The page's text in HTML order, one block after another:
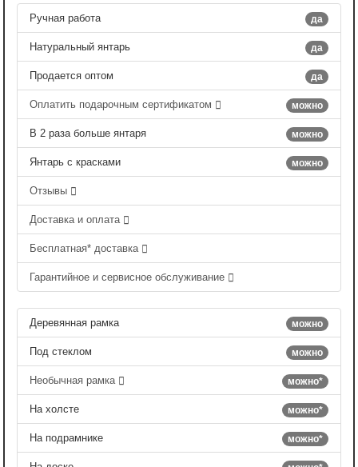
да
Ручная работа
да
Натуральный янтарь
да
Продается оптом
можно
Оплатить подарочным сертификатом
можно
В 2 раза больше янтаря
можно
Янтарь с красками
Отзывы
Доставка и оплата
Бесплатная* доставка
Гарантийное и сервисное обслуживание
можно
Деревянная рамка
можно
Под стеклом
можно*
Необычная рамка
можно*
На холсте
можно*
На подрамнике